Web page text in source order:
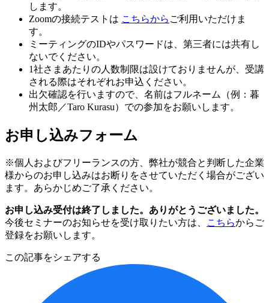
します。
Zoomの接続テストは こちらから ご利用いただけま
す。
ミーティングのIDやパスワードは、第三者には共有し
ないでください。
1社さまあたりの人数制限は設けておりませんが、受講
される際はそれぞれお申込ください。
出欠確認を行いますので、名前はフルネーム（例：暮
州太郎／Taro Kurasu）での参加をお願いします。
お申し込みフォーム
※個人およびフリーランスの方、弊社が競合と判断した企業
様からのお申し込みはお断りをさせていただく場合がござい
ます。あらかじめご了承ください。
お申し込み受付は終了しました。ありがとうございました。
今後セミナーのお知らせを受け取りたい方は、
こちらからご
登録をお願いします。
この記事をシェアする